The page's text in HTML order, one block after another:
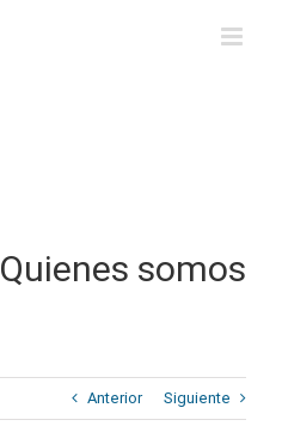
Quienes somos
Anterior Siguiente